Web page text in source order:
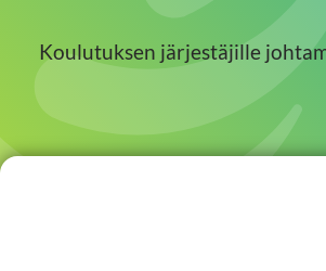
Koulutuksen järjestäjille